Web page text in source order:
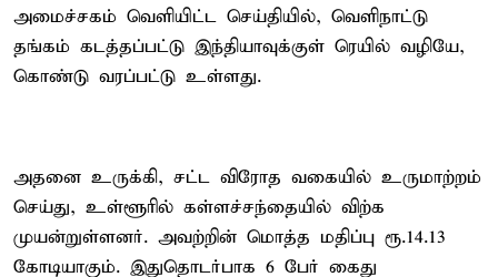
அமைச்சகம் வெளியிட்ட செய்தியில், வெளிநாட்டு
தங்கம் கடத்தப்பட்டு இந்தியாவுக்குள் ரெயில் வழியே,
கொண்டு வரப்பட்டு உள்ளது.
அதனை உருக்கி, சட்ட விரோத வகையில் உருமாற்றம்
செய்து, உள்ளூரில் கள்ளச்சந்தையில் விற்க
முயன்றுள்ளனர். அவற்றின் மொத்த மதிப்பு ரூ.14.13
கோடியாகும். இதுதொடர்பாக 6 பேர் கைது